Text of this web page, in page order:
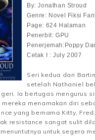
By: Jonathan Stroud
Genre: Novel Fiksi
Page: 624 Halaman
Penerbit: GPU
Penerjemah:Poppy
Cetak I : July 2007
Seri kedua dari
setelah Nathaniel
Ia bertugas mengurus
menamakan diri
yang bernama Kitty,
resistance sangat sulit
untuk segera